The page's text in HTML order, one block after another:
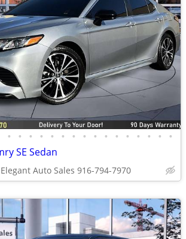
• • • • • • • • • • • • • • • •
SE Sedan
Elegant Auto Sales 916-794-7970